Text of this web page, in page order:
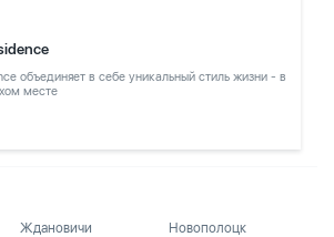
объединяет в себе уникальный стиль жизни - в
месте
Ждановичи
Новополоцк